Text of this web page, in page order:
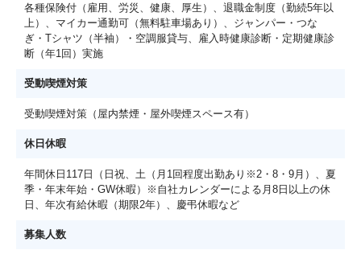
各種保険付（雇用、労災、健康、厚生）、退職金制度（勤続5年以
上）、マイカー通勤可（無料駐車場あり）、ジャンパー・つな
ぎ・Tシャツ（半袖）・空調服貸与、雇入時健康診断・定期健康診
断（年1回）実施
受動喫煙対策
受動喫煙対策（屋内禁煙・屋外喫煙スペース有）
休日休暇
年間休日117日（日祝、土（月1回程度出勤あり※2・8・9月）、夏
季・年末年始・GW休暇）※自社カレンダーによる月8日以上の休
日、年次有給休暇（期限2年）、慶弔休暇など
募集人数